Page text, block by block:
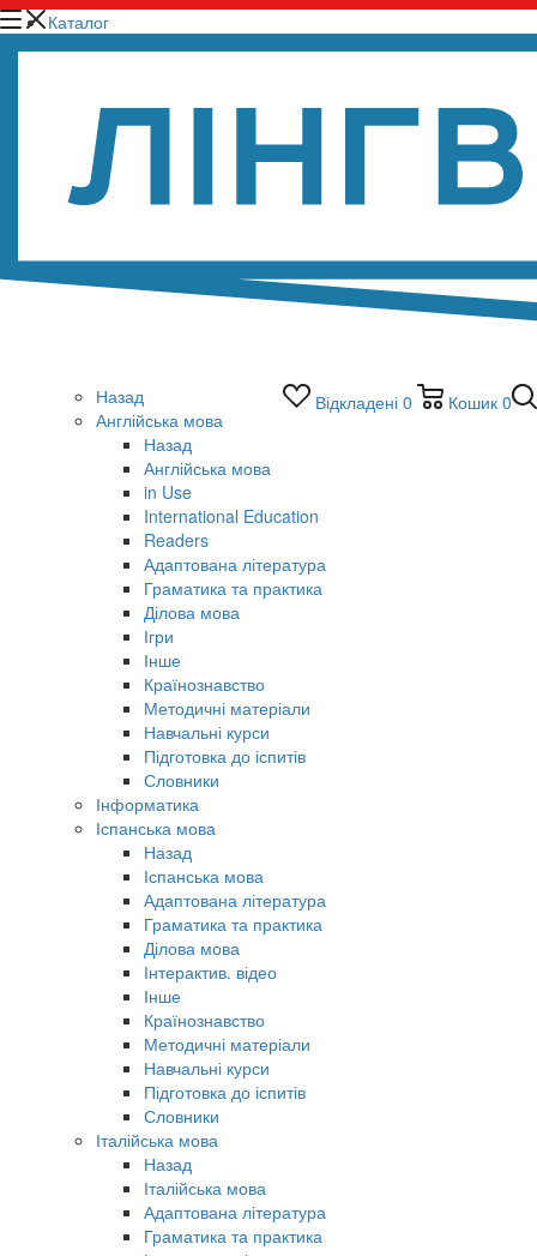
Відкладені 0 Кошик 0
Каталог
Назад
Англійська мова
Назад
Англійська мова
in Use
International Education
Readers
Адаптована література
Граматика та практика
Ділова мова
Ігри
Інше
Країнознавство
Методичні матеріали
Навчальні курси
Підготовка до іспитів
Словники
Інформатика
Іспанська мова
Назад
Іспанська мова
Адаптована література
Граматика та практика
Ділова мова
Інтерактив. відео
Інше
Країнознавство
Методичні матеріали
Навчальні курси
Підготовка до іспитів
Словники
Італійська мова
Назад
Італійська мова
Адаптована література
Граматика та практика